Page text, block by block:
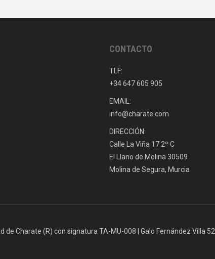
CONTACTO
TLF:
+34 647 605 905
EMAIL:
info@charate.com
DIRECCIÓN:
Calle La Viña 17 2º C
El Llano de Molina 30509
Molina de Segura, Murcia
Charate (R) con signatura TA-MU-008 | Galo Fernández Villa